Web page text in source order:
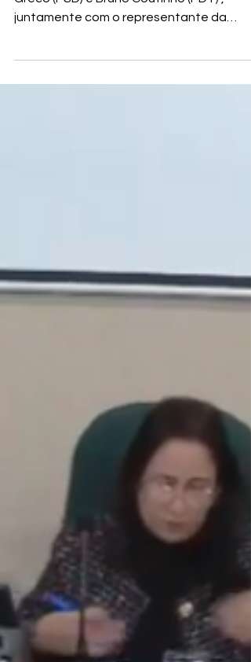
acompanhados de engenheiro
Greco (PSD) e Bruno Coutinho (PDT) ,